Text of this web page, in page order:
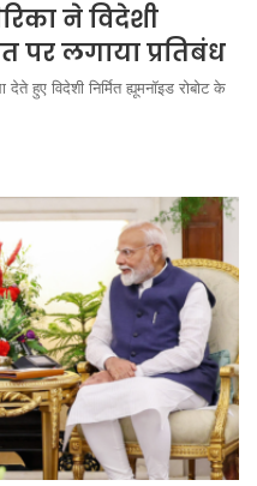
ने विदेशी
पर लगाया प्रतिबंध
हुए विदेशी निर्मित ह्यूमनॉइड रोबोट के